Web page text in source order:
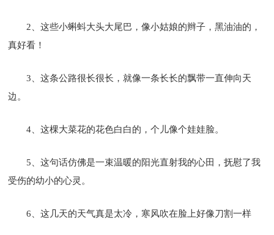
2、这些小蝌蚪大头大尾巴，像小姑娘的辫子，黑油油的，
真好看！
3、这条公路很长很长，就像一条长长的飘带一直伸向天
边。
4、这棵大菜花的花色白白的，个儿像个娃娃脸。
5、这句话仿佛是一束温暖的阳光直射我的心田，抚慰了我
受伤的幼小的心灵。
6、这几天的天气真是太冷，寒风吹在脸上好像刀割一样